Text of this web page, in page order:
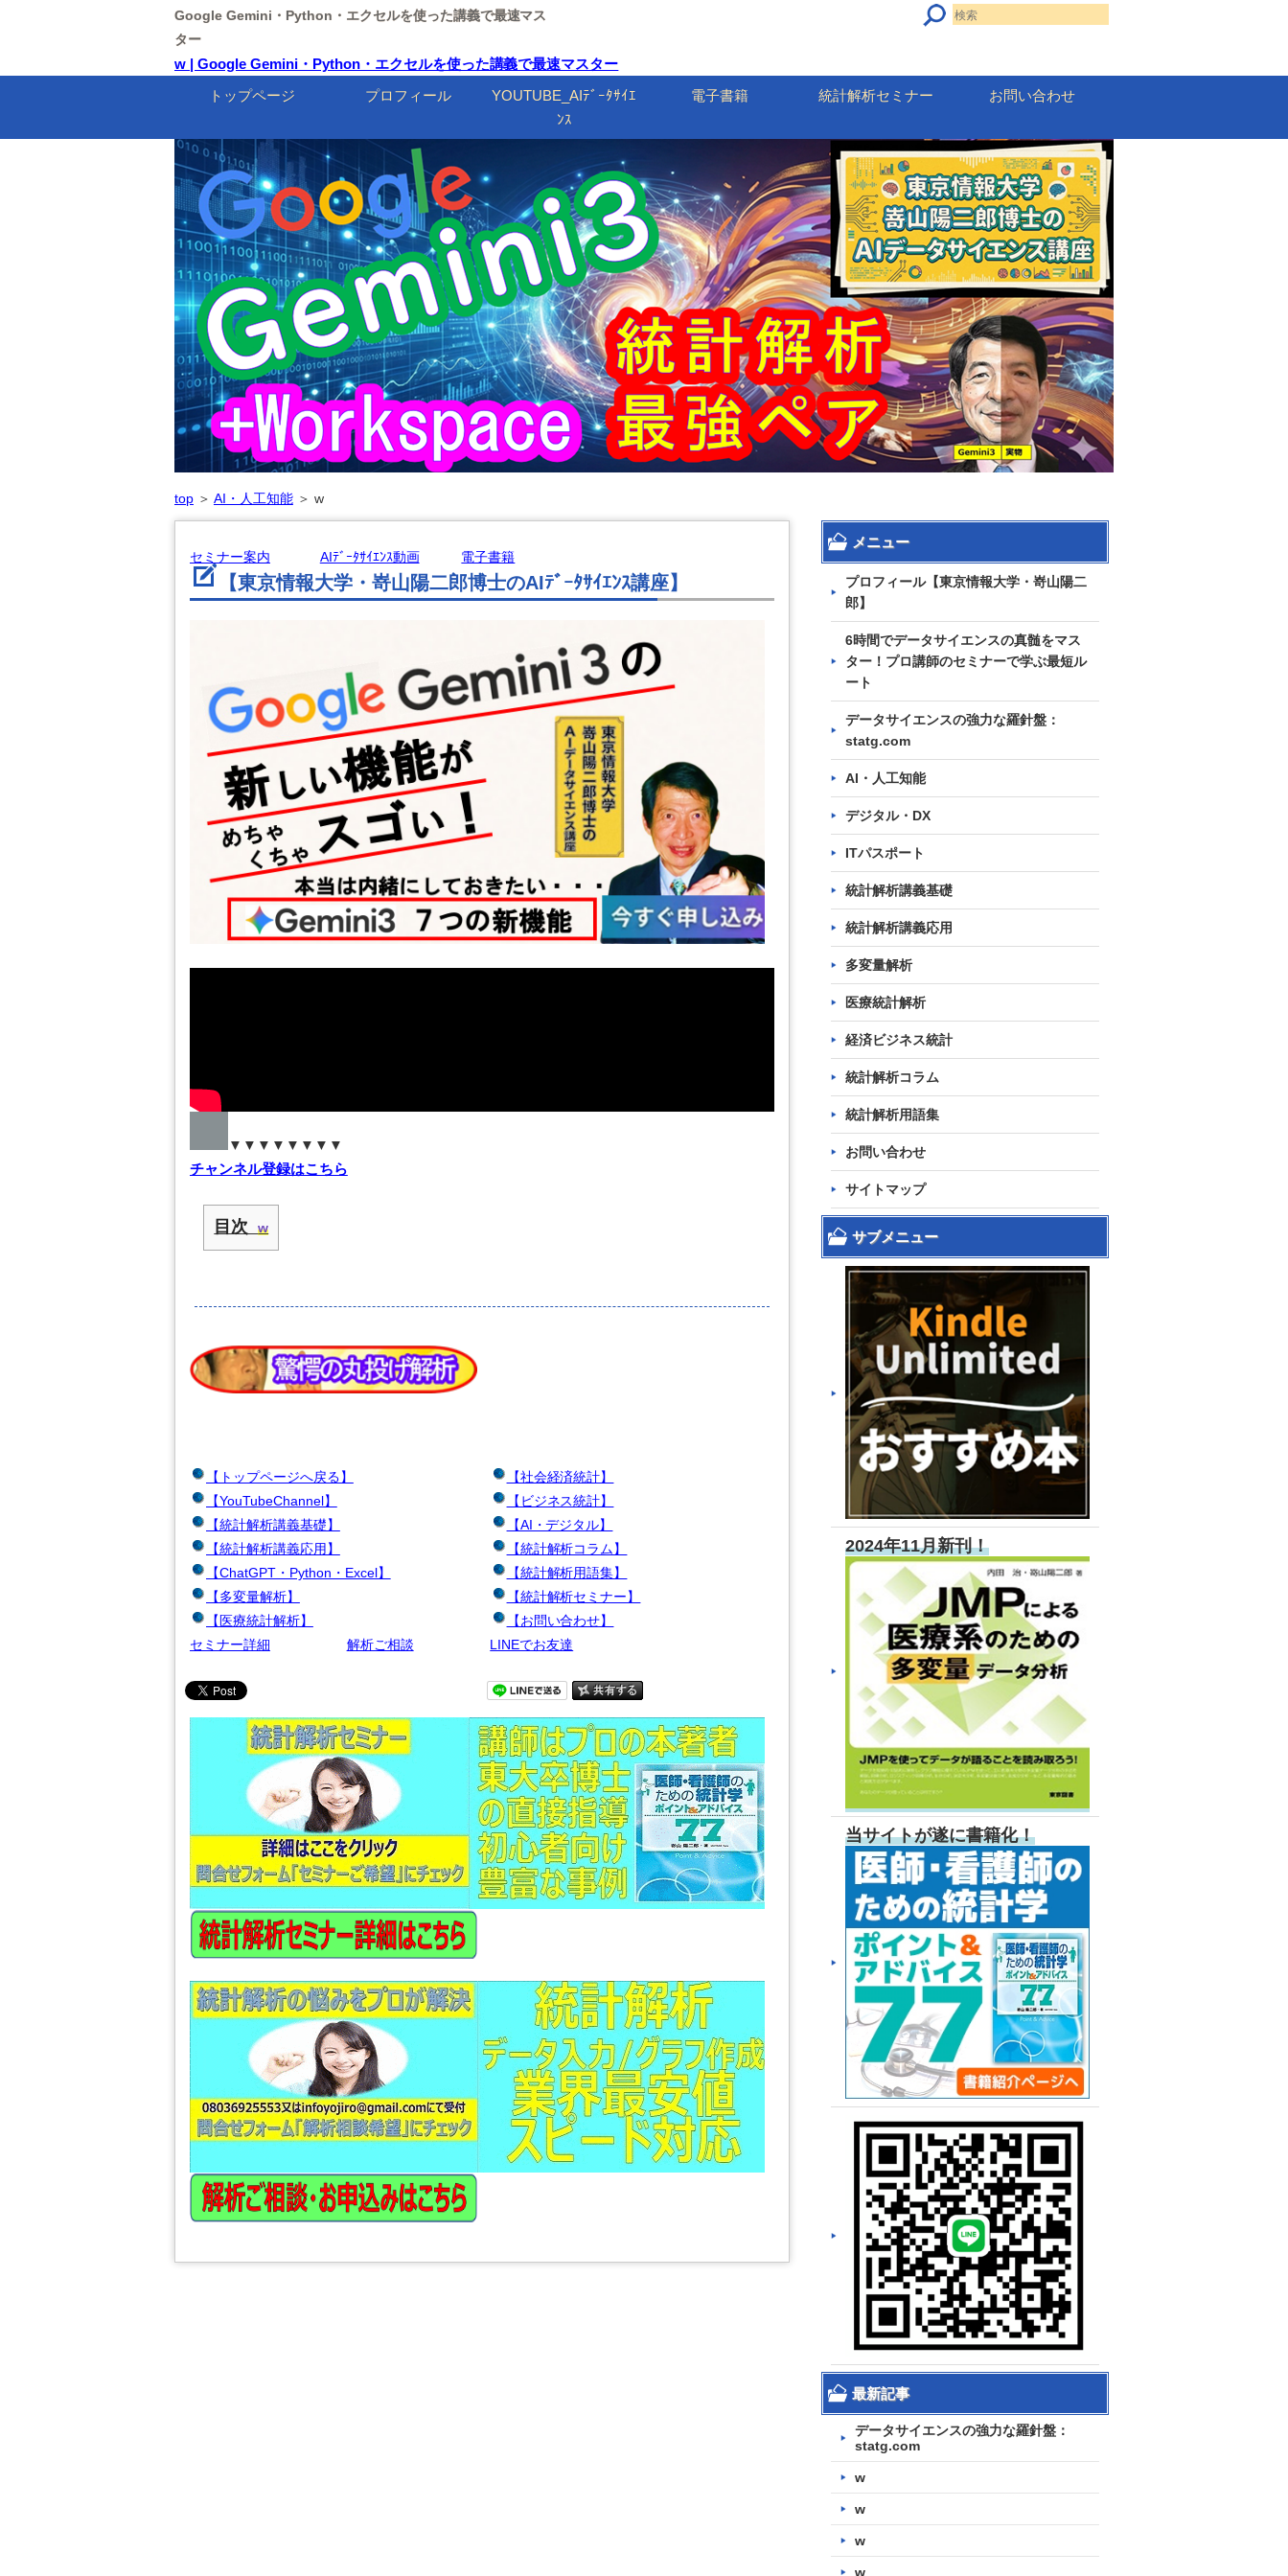
Google Gemini・Python・エクセルを使った講義で最速マス
ター
w | Google Gemini・Python・エクセルを使った講義で最速マスター
トップページ
プロフィール
YOUTUBE_AIﾃﾞｰﾀｻｲｴ
ﾝｽ
電子書籍 統計解析セミナー お問い合わせ
top＞ AI・人工知能＞ w
セミナー案内 AIﾃﾞｰﾀｻｲｴﾝｽ動画 電子書籍
【東京情報大学・嵜山陽二郎博士のAIﾃﾞｰﾀｻｲｴﾝｽ講座】
▼▼▼▼▼▼▼▼
チャンネル登録はこちら
目次w
【トップページへ戻る】
【YouTubeChannel】
【統計解析講義基礎】
【統計解析講義応用】
【ChatGPT・Python・Excel】
【多変量解析】
【医療統計解析】
【社会経済統計】
【ビジネス統計】
【AI・デジタル】
【統計解析コラム】
【統計解析用語集】
【統計解析セミナー】
【お問い合わせ】
セミナー詳細
解析ご相談 LINEでお友達
メニュー
プロフィール【東京情報大学・嵜山陽二
郎】
6時間でデータサイエンスの真髄をマス
ター！プロ講師のセミナーで学ぶ最短ル
ート
データサイエンスの強力な羅針盤：
statg.com
AI・人工知能
デジタル・DX
ITパスポート
統計解析講義基礎
統計解析講義応用
多変量解析
医療統計解析
経済ビジネス統計
統計解析コラム
統計解析用語集
お問い合わせ
サイトマップ
サブメニュー
2024年11月新刊！
当サイトが遂に書籍化！
最新記事
データサイエンスの強力な羅針盤：
statg.com
w
w
w
w